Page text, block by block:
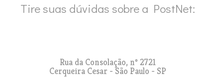
Tire suas dúvidas sobre a PostNet:
Rua da Consolação, nº 2721
Cerqueira Cesar - São Paulo - SP